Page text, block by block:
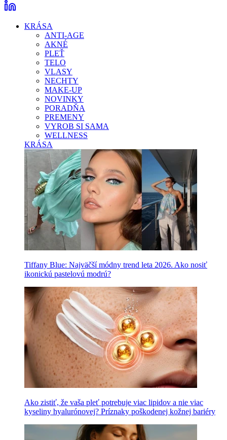
KRÁSA
ANTI-AGE
AKNÉ
PLEŤ
TELO
VLASY
NECHTY
MAKE-UP
NOVINKY
PORADŇA
PREMENY
VYROB SI SAMA
WELLNESS
KRÁSA
Tiffany Blue: Najväčší módny trend leta 2026. Ako nosiť
ikonickú pastelovú modrú?
Ako zistiť, že vaša pleť potrebuje viac lipidov a nie viac
kyseliny hyalurónovej? Príznaky poškodenej kožnej bariéry